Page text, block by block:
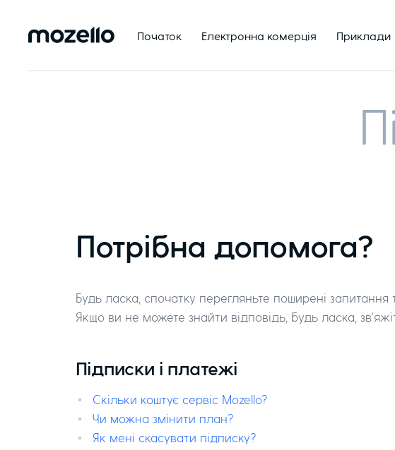
Початок Електронна комерція Приклади
Потрібна допомога?
Будь ласка, спочатку перегляньте поширені запитання
Якщо ви не можете знайти відповідь, будь ласка,
Підписки і платежі
Скільки коштує сервіс Mozello?
Чи можна змінити план?
Як мені скасувати підписку?